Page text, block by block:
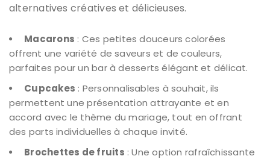
alternatives créatives et délicieuses.
Macarons : Ces petites douceurs colorées
offrent une variété de saveurs et de couleurs,
parfaites pour un bar à desserts élégant et délicat.
Cupcakes : Personnalisables à souhait, ils
permettent une présentation attrayante et en
accord avec le thème du mariage, tout en offrant
des parts individuelles à chaque invité.
Brochettes de fruits : Une option rafraîchissante